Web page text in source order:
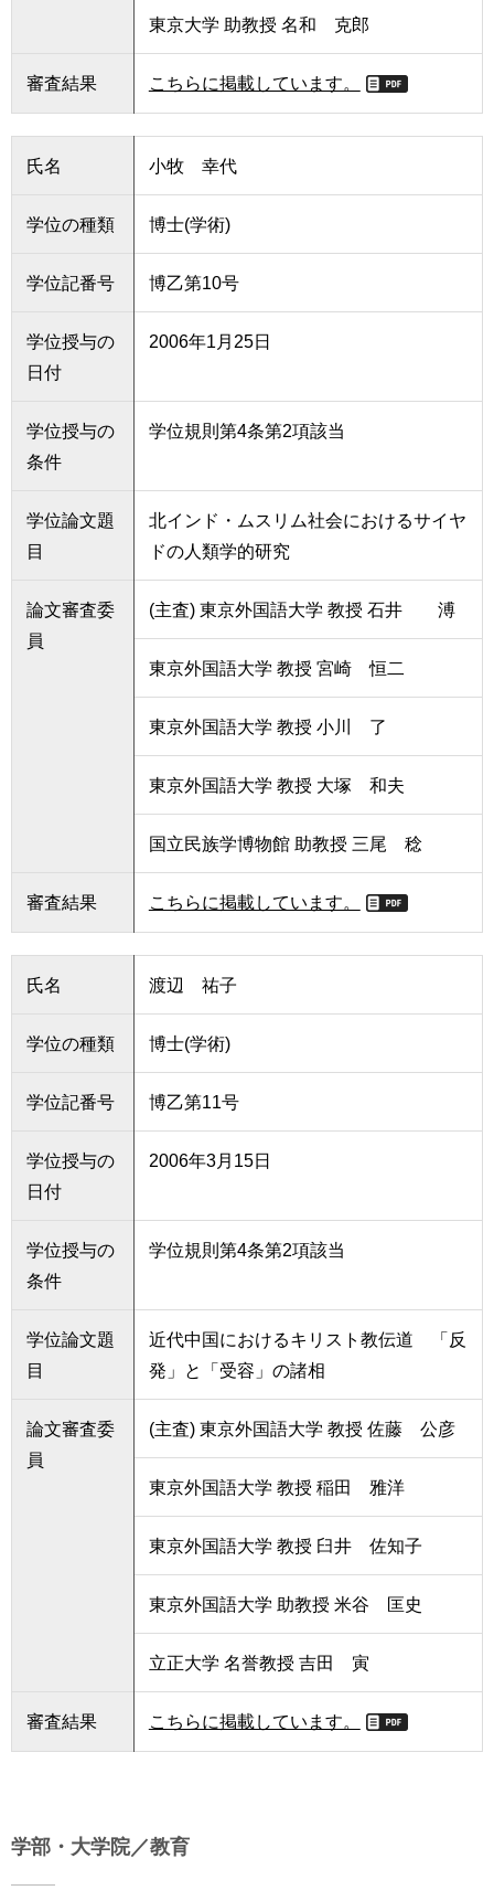
東京大学 助教授 名和 克郎
審査結果 こちらに掲載しています。
氏名 小牧 幸代
学位の種類 博士(学術)
学位記番号 博乙第10号
学位授与の
日付
2006年1月25日
学位授与の
条件
学位規則第4条第2項該当
学位論文題
目
北インド・ムスリム社会におけるサイヤ
ドの人類学的研究
論文審査委
員
(主査) 東京外国語大学 教授 石井 溥
東京外国語大学 教授 宮崎 恒二
東京外国語大学 教授 小川 了
東京外国語大学 教授 大塚 和夫
国立民族学博物館 助教授 三尾 稔
審査結果 こちらに掲載しています。
氏名 渡辺 祐子
学位の種類 博士(学術)
学位記番号 博乙第11号
学位授与の
日付
2006年3月15日
学位授与の
条件
学位規則第4条第2項該当
学位論文題
目
近代中国におけるキリスト教伝道 「反
発」と「受容」の諸相
論文審査委
員
(主査) 東京外国語大学 教授 佐藤 公彦
東京外国語大学 教授 稲田 雅洋
東京外国語大学 教授 臼井 佐知子
東京外国語大学 助教授 米谷 匡史
立正大学 名誉教授 吉田 寅
審査結果 こちらに掲載しています。
学部・大学院／教育